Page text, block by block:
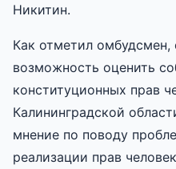
Никитин.
Как отметил
возможность оценить
конституционных прав
Калининградской
мнение по поводу
реализации прав